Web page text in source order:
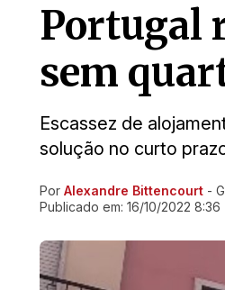
Portugal
sem
Escassez de
solução no curto
Ir direto pra matéria
Por Alexandre Bittencourt -
Publicado em: 16/10/2022 8:36